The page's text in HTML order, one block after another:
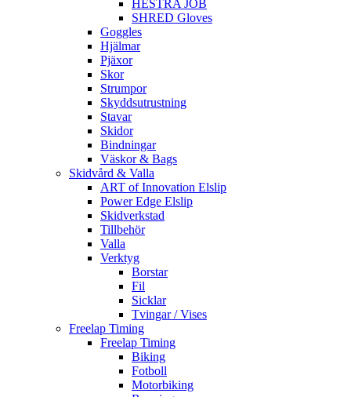
HESTRA JOB
SHRED Gloves
Goggles
Hjälmar
Pjäxor
Skor
Strumpor
Skyddsutrustning
Stavar
Skidor
Bindningar
Väskor & Bags
Skidvård & Valla
ART of Innovation Elslip
Power Edge Elslip
Skidverkstad
Tillbehör
Valla
Verktyg
Borstar
Fil
Sicklar
Tvingar / Vises
Freelap Timing
Freelap Timing
Biking
Fotboll
Motorbiking